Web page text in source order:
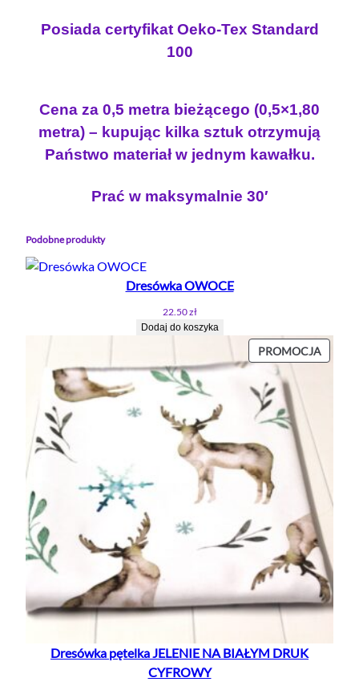
Ó
W
Posiada certyfikat Oeko-Tex Standard
100
Cena za 0,5 metra bieżącego (0,5×1,80
metra) – kupując kilka sztuk otrzymują
Państwo materiał w jednym kawałku.
Prać w maksymalnie 30′
Podobne produkty
Dresówka OWOCE
22.50zł
Dodaj do koszyka
PROMOCJA
W
Dresówka pętelka JELENIE NA BIAŁYM DRUK
CYFROWY